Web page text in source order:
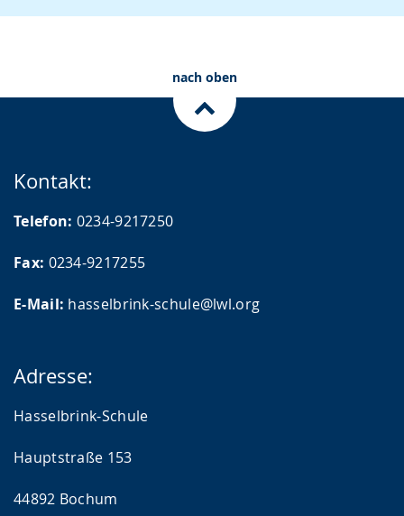
nach oben
Kontakt:
Telefon: 0234-9217250
Fax: 0234-9217255
E-Mail: hasselbrink-schule@lwl.org
Adresse:
Hasselbrink-Schule
Hauptstraße 153
44892 Bochum